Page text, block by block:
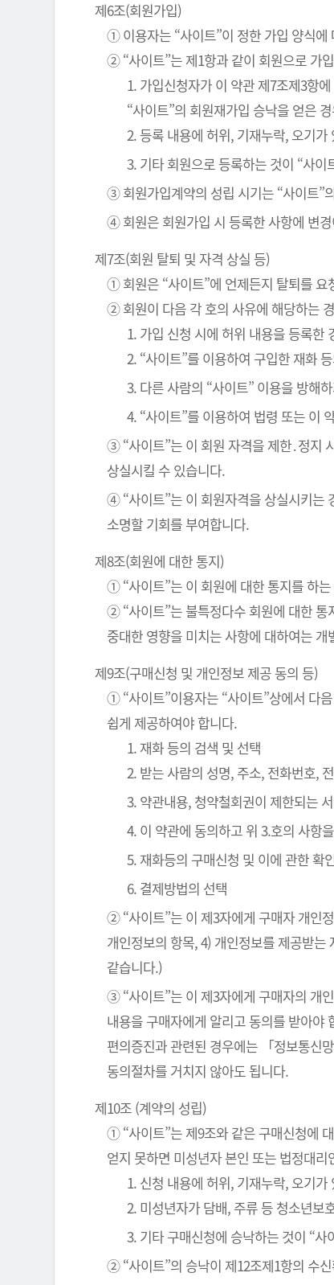
제6조(회원가입)
① 이용자는 “사이트”이 정한 가입 양식에
② “사이트”는 제1항과 같이 회원으로 가
1. 가입신청자가 이 약관 제7조제3항
“사이트”의 회원재가입 승낙을 얻은
2. 등록 내용에 허위, 기재누락, 오기가
3. 기타 회원으로 등록하는 것이 “사
③ 회원가입계약의 성립 시기는 “사이트”
④ 회원은 회원가입 시 등록한 사항에 변
제7조(회원 탈퇴 및 자격 상실 등)
① 회원은 “사이트”에 언제든지 탈퇴를 요
② 회원이 다음 각 호의 사유에 해당하는
1. 가입 신청 시에 허위 내용을 등록한
2. “사이트”를 이용하여 구입한 재화
3. 다른 사람의 “사이트” 이용을 방해
4. “사이트”를 이용하여 법령 또는 이
③ “사이트”는 이 회원 자격을 제한․정지
상실시킬 수 있습니다.
④ “사이트”는 이 회원자격을 상실시키는
소명할 기회를 부여합니다.
제8조(회원에 대한 통지)
① “사이트”는 이 회원에 대한 통지를 하
② “사이트”는 불특정다수 회원에 대한 통
중대한 영향을 미치는 사항에 대하여는 개
제9조(구매신청 및 개인정보 제공 동의 등)
① “사이트”이용자는 “사이트”상에서 다
쉽게 제공하여야 합니다.
1. 재화 등의 검색 및 선택
2. 받는 사람의 성명, 주소, 전화번호,
3. 약관내용, 청약철회권이 제한되는
4. 이 약관에 동의하고 위 3.호의 사항
5. 재화등의 구매신청 및 이에 관한 확
6. 결제방법의 선택
② “사이트”는 이 제3자에게 구매자 개인
개인정보의 항목, 4) 개인정보를 제공받
같습니다.)
③ “사이트”는 이 제3자에게 구매자의 개
내용을 구매자에게 알리고 동의를 받아야
편의증진과 관련된 경우에는 「정보통신
동의절차를 거치지 않아도 됩니다.
제10조 (계약의 성립)
① “사이트”는 제9조와 같은 구매신청에
얻지 못하면 미성년자 본인 또는 법정대
1. 신청 내용에 허위, 기재누락, 오기가
2. 미성년자가 담배, 주류 등 청소년보
3. 기타 구매신청에 승낙하는 것이 “
② “사이트”의 승낙이 제12조제1항의 수